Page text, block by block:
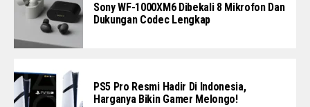
Sony WF-1000XM6 Dibekali 8 Mikrofon Dan
Dukungan Codec Lengkap
PS5 Pro Resmi Hadir Di Indonesia,
Harganya Bikin Gamer Melongo!